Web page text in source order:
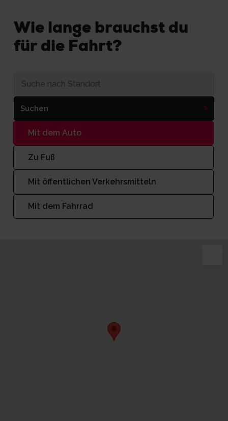
Wie lange brauchst du
für die Fahrt?
Suchen
Mit dem Auto
Zu Fuß
Mit öffentlichen Verkehrsmitteln
Mit dem Fahrrad